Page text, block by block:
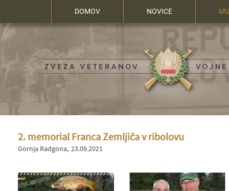
DOMOV NOVICE
2. memorial Franca Zemljiča v ribolovu
Gornja Radgona 23.09.2021